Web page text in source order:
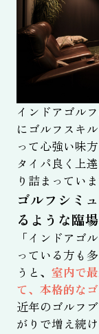
インドアゴル
にゴルフスキ
って心強い味
タイパ良く上
り詰まっていま
ゴルフシミ
るような臨
「インドアゴ
っている方も
うと、 室内で
て、本格的な
近年のゴルフ
がりで増え続け